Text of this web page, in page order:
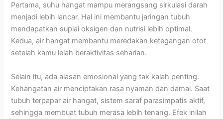
Pertama, suhu hangat mampu merangsang sirkulasi darah
menjadi lebih lancar. Hal ini membantu jaringan tubuh
mendapatkan suplai oksigen dan nutrisi lebih optimal.
Kedua, air hangat membantu meredakan ketegangan otot
setelah kamu lelah beraktivitas seharian.
Selain itu, ada alasan emosional yang tak kalah penting.
Kehangatan air menciptakan rasa nyaman dan damai. Saat
tubuh terpapar air hangat, sistem saraf parasimpatis aktif,
sehingga membuat tubuh merasa lebih tenang. Efek inilah